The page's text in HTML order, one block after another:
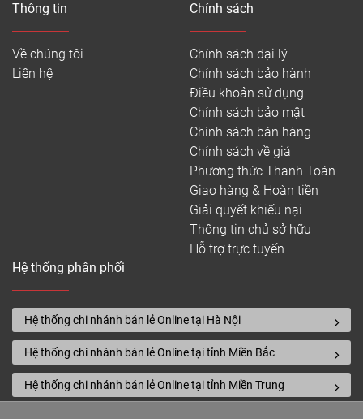
– Sàn gỗ công nghiệp: Sử dụng các loại gỗ ép như
chống mối mọt, cong vênh tốt hơn.
Sàn gỗ hoa văn Hương
Đá
Liên hệ
Sàn gỗ Căm xe dày
18mm
Sàn gỗ Căm xe ghép
Thông tin
Về chúng tôi
Liên hệ
Chính sách
Chính sách đại lý
Chính sách bảo hành
Điều khoản sử dụng
Chính sách bảo mật
Chính sách bán hàng
Chính sách về giá
Phương thức Thanh Toán
Giao hàng & Hoàn tiền
Giải quyết khiếu nại
Thông tin chủ sở hữu
Hỗ trợ trực tuyến
Hệ thống phân phối
Hệ thống chi nhánh bán lẻ Online tại Hà Nội
Hệ thống chi nhánh bán lẻ Online tại tỉnh Miền Bắc
Hệ thống chi nhánh bán lẻ Online tại tỉnh Miền Trung